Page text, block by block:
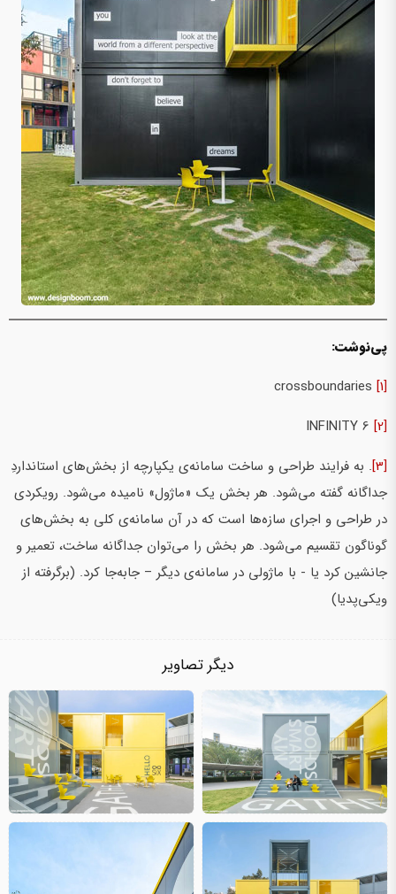
پی‌نوشت:
[1]
[2]
[3] . به فرایند طراحی و ساخت سامانه‌ی یکپارچه از بخش‌های استانداردِ
جداگانه گفته می‌شود. هر بخش یک «ماژول» نامیده می‌شود. رویکردی
در طراحی و اجرای سازه‌ها است که در آن سامانه‌ی کلی به بخش‌های
گوناگون تقسیم می‌شود. هر بخش را می‌توان جداگانه ساخت، تعمیر و
جانشین کرد یا - با ماژولی در سامانه‌ی دیگر – جابه‌جا کرد. (برگرفته از
ویکی‌پدیا)
دیگر تصاویر